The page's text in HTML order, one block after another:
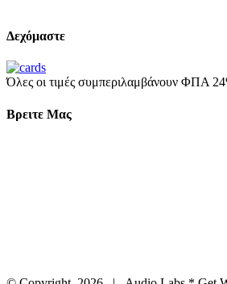
Δεχόμαστε
Όλες οι τιμές συμπεριλαμβάνουν ΦΠΑ
Βρειτε Μας